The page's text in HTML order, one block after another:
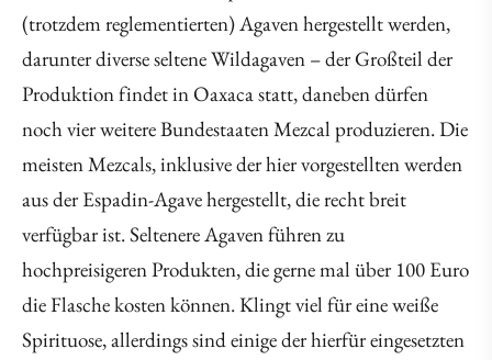
(trotzdem reglementierten) Agaven hergestellt werden,
darunter diverse seltene Wildagaven – der Großteil der
Produktion findet in Oaxaca statt, daneben dürfen
noch vier weitere Bundestaaten Mezcal produzieren. Die
meisten Mezcals, inklusive der hier vorgestellten werden
aus der Espadin-Agave hergestellt, die recht breit
verfügbar ist. Seltenere Agaven führen zu
hochpreisigeren Produkten, die gerne mal über 100 Euro
die Flasche kosten können. Klingt viel für eine weiße
Spirituose, allerdings sind einige der hierfür eingesetzten